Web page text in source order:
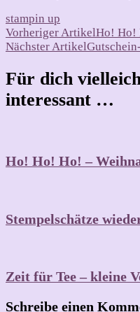
stampin up
Vorheriger ArtikelHo! Ho!
Nächster Artikel
Für dich
interessant …
Ho! Ho! Ho! –
Stempelschätze
Zeit für Tee – kleine
Schreibe einen